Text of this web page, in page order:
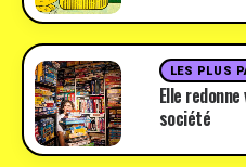
LES PLUS
Elle
société